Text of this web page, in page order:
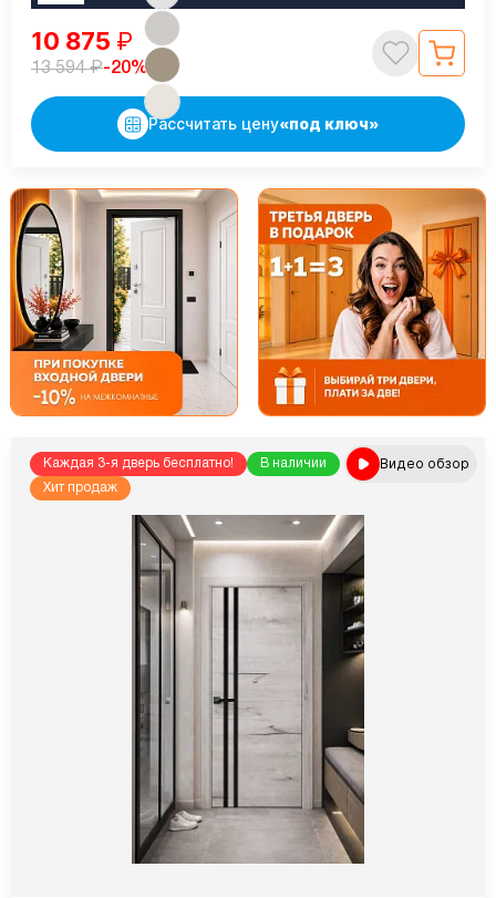
10 875 ₽
13 594₽-20%
Рассчитать цену«под ключ»
Каждая 3-я дверь бесплатно!
В наличии
Хит продаж
Видео обзор